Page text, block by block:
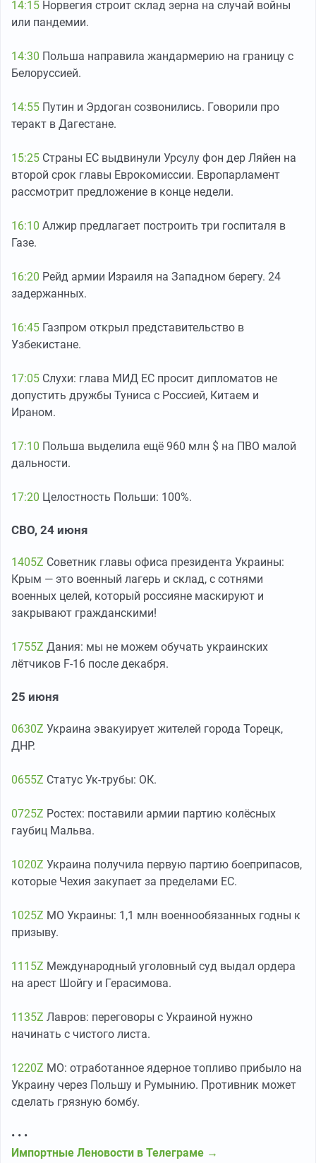
14:15 Норвегия строит склад зерна на случай войны
или пандемии.
14:30 Польша направила жандармерию на границу с
Белоруссией.
14:55 Путин и Эрдоган созвонились. Говорили про
теракт в Дагестане.
15:25 Страны ЕС выдвинули Урсулу фон дер Ляйен на
второй срок главы Еврокомиссии. Европарламент
рассмотрит предложение в конце недели.
16:10 Алжир предлагает построить три госпиталя в
Газе.
16:20 Рейд армии Израиля на Западном берегу. 24
задержанных.
16:45 Газпром открыл представительство в
Узбекистане.
17:05 Слухи: глава МИД ЕС просит дипломатов не
допустить дружбы Туниса с Россией, Китаем и
Ираном.
17:10 Польша выделила ещё 960 млн $ на ПВО малой
дальности.
17:20 Целостность Польши: 100%.
СВО, 24 июня
1405Z Советник главы офиса президента Украины:
Крым — это военный лагерь и склад, с сотнями
военных целей, который россияне маскируют и
закрывают гражданскими!
1755Z Дания: мы не можем обучать украинских
лётчиков F-16 после декабря.
25 июня
0630Z Украина эвакуирует жителей города Торецк,
ДНР.
0655Z Статус Ук-трубы: ОК.
0725Z Ростех: поставили армии партию колёсных
гаубиц Мальва.
1020Z Украина получила первую партию боеприпасов,
которые Чехия закупает за пределами ЕС.
1025Z МО Украины: 1,1 млн военнообязанных годны к
призыву.
1115Z Международный уголовный суд выдал ордера
на арест Шойгу и Герасимова.
1135Z Лавров: переговоры с Украиной нужно
начинать с чистого листа.
1220Z МО: отработанное ядерное топливо прибыло на
Украину через Польшу и Румынию. Противник может
сделать грязную бомбу.
• • •
Импортные Леновости в Телеграме →